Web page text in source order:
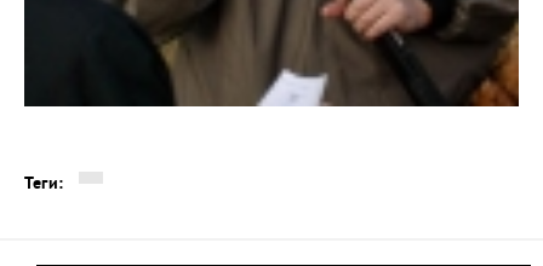
Теги: